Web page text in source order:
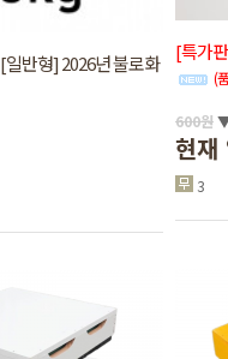
[일반형] 2026년 불로화
[특가
(
600원
현재
3